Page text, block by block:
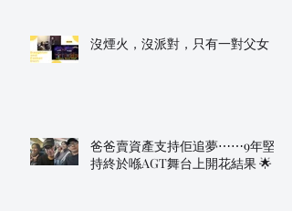
沒煙火，沒派對，只有一對父女
爸爸賣資產支持佢追夢⋯⋯9年堅
持終於喺AGT舞台上開花結果 🌟